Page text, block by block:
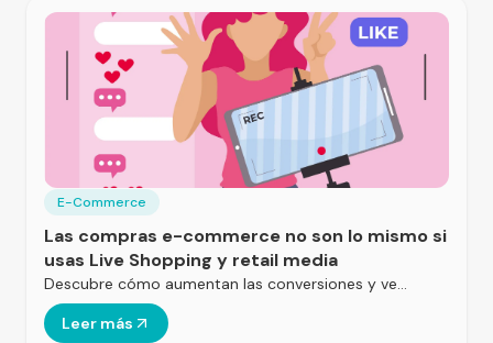
E-Commerce
Las compras e-commerce no son lo mismo si
usas Live Shopping y retail media
Descubre cómo aumentan las conversiones y ve…
Leer más